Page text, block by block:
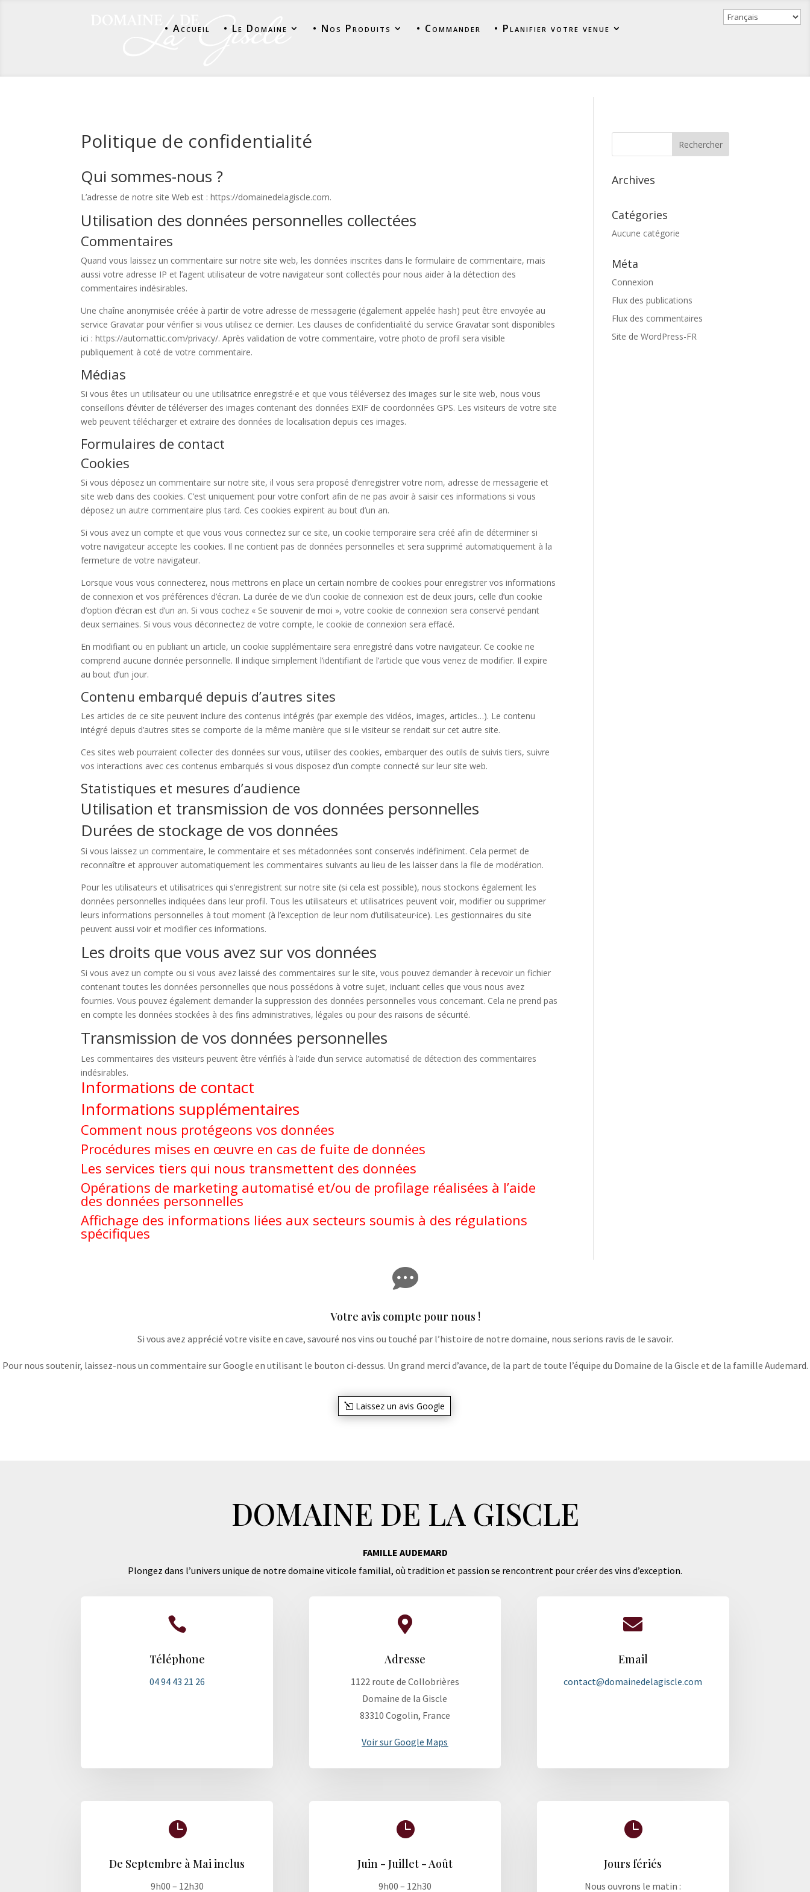
• Accueil • Le Domaine • Nos Produits • Commander • Planifier votre venue
Politique de confidentialité
Qui sommes-nous ?
L’adresse de notre site Web est : https://domainedelagiscle.com.
Utilisation des données personnelles collectées
Commentaires
Quand vous laissez un commentaire sur notre site web, les données inscrites dans le formulaire de commentaire, mais
aussi votre adresse IP et l’agent utilisateur de votre navigateur sont collectés pour nous aider à la détection des
commentaires indésirables.
Une chaîne anonymisée créée à partir de votre adresse de messagerie (également appelée hash) peut être envoyée au
service Gravatar pour vérifier si vous utilisez ce dernier. Les clauses de confidentialité du service Gravatar sont disponibles
ici : https://automattic.com/privacy/. Après validation de votre commentaire, votre photo de profil sera visible
publiquement à coté de votre commentaire.
Médias
Si vous êtes un utilisateur ou une utilisatrice enregistré·e et que vous téléversez des images sur le site web, nous vous
conseillons d’éviter de téléverser des images contenant des données EXIF de coordonnées GPS. Les visiteurs de votre site
web peuvent télécharger et extraire des données de localisation depuis ces images.
Formulaires de contact
Cookies
Si vous déposez un commentaire sur notre site, il vous sera proposé d’enregistrer votre nom, adresse de messagerie et
site web dans des cookies. C’est uniquement pour votre confort afin de ne pas avoir à saisir ces informations si vous
déposez un autre commentaire plus tard. Ces cookies expirent au bout d’un an.
Si vous avez un compte et que vous vous connectez sur ce site, un cookie temporaire sera créé afin de déterminer si
votre navigateur accepte les cookies. Il ne contient pas de données personnelles et sera supprimé automatiquement à la
fermeture de votre navigateur.
Lorsque vous vous connecterez, nous mettrons en place un certain nombre de cookies pour enregistrer vos informations
de connexion et vos préférences d’écran. La durée de vie d’un cookie de connexion est de deux jours, celle d’un cookie
d’option d’écran est d’un an. Si vous cochez « Se souvenir de moi », votre cookie de connexion sera conservé pendant
deux semaines. Si vous vous déconnectez de votre compte, le cookie de connexion sera effacé.
En modifiant ou en publiant un article, un cookie supplémentaire sera enregistré dans votre navigateur. Ce cookie ne
comprend aucune donnée personnelle. Il indique simplement l’identifiant de l’article que vous venez de modifier. Il expire
au bout d’un jour.
Contenu embarqué depuis d’autres sites
Les articles de ce site peuvent inclure des contenus intégrés (par exemple des vidéos, images, articles…). Le contenu
intégré depuis d’autres sites se comporte de la même manière que si le visiteur se rendait sur cet autre site.
Ces sites web pourraient collecter des données sur vous, utiliser des cookies, embarquer des outils de suivis tiers, suivre
vos interactions avec ces contenus embarqués si vous disposez d’un compte connecté sur leur site web.
Statistiques et mesures d’audience
Utilisation et transmission de vos données personnelles
Durées de stockage de vos données
Si vous laissez un commentaire, le commentaire et ses métadonnées sont conservés indéfiniment. Cela permet de
reconnaître et approuver automatiquement les commentaires suivants au lieu de les laisser dans la file de modération.
Pour les utilisateurs et utilisatrices qui s’enregistrent sur notre site (si cela est possible), nous stockons également les
données personnelles indiquées dans leur profil. Tous les utilisateurs et utilisatrices peuvent voir, modifier ou supprimer
leurs informations personnelles à tout moment (à l’exception de leur nom d’utilisateur·ice). Les gestionnaires du site
peuvent aussi voir et modifier ces informations.
Les droits que vous avez sur vos données
Si vous avez un compte ou si vous avez laissé des commentaires sur le site, vous pouvez demander à recevoir un fichier
contenant toutes les données personnelles que nous possédons à votre sujet, incluant celles que vous nous avez
fournies. Vous pouvez également demander la suppression des données personnelles vous concernant. Cela ne prend pas
en compte les données stockées à des fins administratives, légales ou pour des raisons de sécurité.
Transmission de vos données personnelles
Les commentaires des visiteurs peuvent être vérifiés à l’aide d’un service automatisé de détection des commentaires
indésirables.
Informations de contact
Informations supplémentaires
Comment nous protégeons vos données
Procédures mises en œuvre en cas de fuite de données
Les services tiers qui nous transmettent des données
Opérations de marketing automatisé et/ou de profilage réalisées à l’aide
des données personnelles
Affichage des informations liées aux secteurs soumis à des régulations
spécifiques
Archives
Catégories
Aucune catégorie
Méta
Connexion
Flux des publications
Flux des commentaires
Site de WordPress-FR

Votre avis compte pour nous !
Si vous avez apprécié votre visite en cave, savouré nos vins ou touché par l’histoire de notre domaine, nous serions ravis de le savoir.
Pour nous soutenir, laissez-nous un commentaire sur Google en utilisant le bouton ci-dessus. Un grand merci d’avance, de la part de toute l’équipe du Domaine de la Giscle et de la famille Audemard.
Laissez un avis Google
DOMAINE DE LA GISCLE
FAMILLE AUDEMARD
Plongez dans l’univers unique de notre domaine viticole familial, où tradition et passion se rencontrent pour créer des vins d’exception.

Téléphone
04 94 43 21 26

Adresse
1122 route de Collobrières
Domaine de la Giscle
83310 Cogolin, France
Voir sur Google Maps

Email
contact@domainedelagiscle.com

De Septembre à Mai inclus
9h00 – 12h30

Juin - Juillet - Août
9h00 – 12h30

Jours fériés
Nous ouvrons le matin :